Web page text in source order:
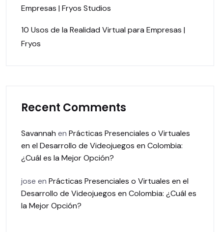
Empresas | Fryos Studios
10 Usos de la Realidad Virtual para Empresas |
Fryos
Recent Comments
Savannah en Prácticas Presenciales o Virtuales
en el Desarrollo de Videojuegos en Colombia:
¿Cuál es la Mejor Opción?
jose en Prácticas Presenciales o Virtuales en el
Desarrollo de Videojuegos en Colombia: ¿Cuál es
la Mejor Opción?